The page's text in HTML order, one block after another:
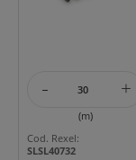
- +
(m)
Cod. Rexel:
SLSL40732